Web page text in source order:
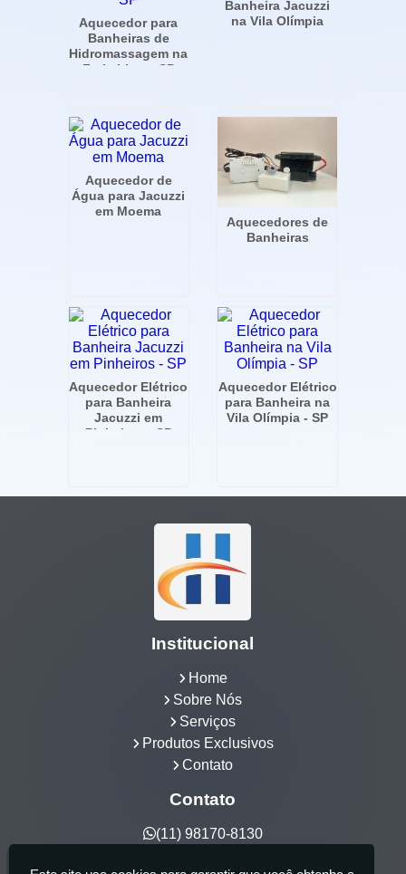
Aquecedor para
Banheiras de
Hidromassagem na
Faria Lima - SP
Banheira Jacuzzi
na Vila Olímpia
Aquecedor de
Água para Jacuzzi
em Moema
Aquecedores de
Banheiras
Aquecedor Elétrico
para Banheira
Jacuzzi em
Pinheiros - SP
Aquecedor Elétrico
para Banheira na
Vila Olímpia - SP
Institucional
Home
Sobre Nós
Serviços
Produtos Exclusivos
Contato
Contato
(11) 98170-8130